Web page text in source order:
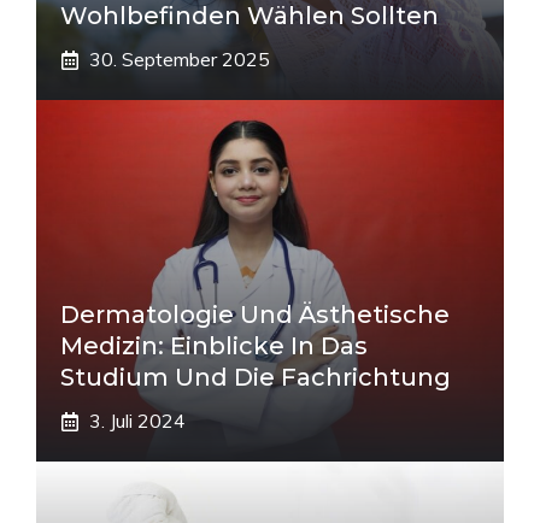
Wohlbefinden Wählen Sollten
30. September 2025
Dermatologie Und Ästhetische
Medizin: Einblicke In Das
Studium Und Die Fachrichtung
3. Juli 2024